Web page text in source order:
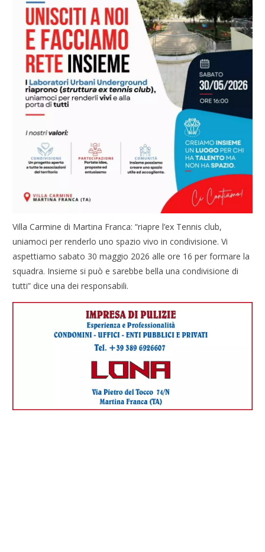
Villa Carmine di Martina Franca: “riapre l’ex Tennis club,
uniamoci per renderlo uno spazio vivo in condivisione. Vi
aspettiamo sabato 30 maggio 2026 alle ore 16 per formare la
squadra. Insieme si può e sarebbe bella una condivisione di
tutti” dice una dei responsabili.